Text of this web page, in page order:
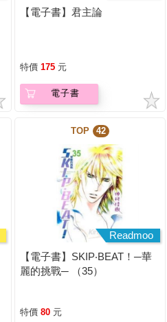
【電子書】君主論
特價 175 元
電子書
TOP 42
Readmoo
【電子書】SKIP‧BEAT！─華
麗的挑戰─ （35）
特價 80 元